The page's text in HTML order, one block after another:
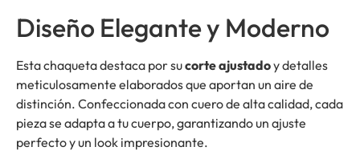
Diseño Elegante y Moderno
Esta chaqueta destaca por sucorte ajustadoy detalles
meticulosamente elaborados que aportan un aire de
distinción. Confeccionada con cuero de alta calidad, cada
pieza se adapta a tu cuerpo, garantizando un ajuste
perfecto y un look impresionante.